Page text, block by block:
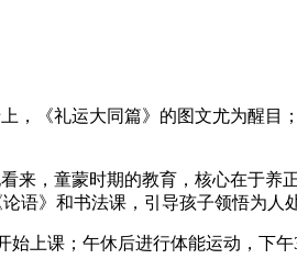
，《礼运大同篇》的图文尤为醒
来，童蒙时期的教育，核心在于
语》和书法课，引导孩子领悟为人
上课；午休后进行体能运动，下